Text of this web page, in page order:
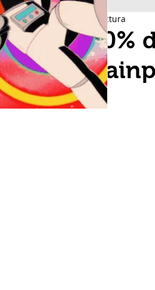
El 40%
1 min de lectura